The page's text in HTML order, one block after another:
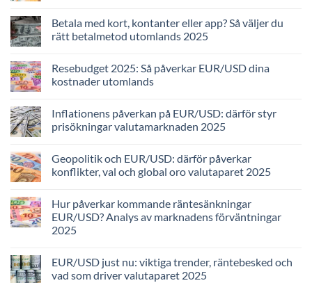
Betala med kort, kontanter eller app? Så väljer du
rätt betalmetod utomlands 2025
Resebudget 2025: Så påverkar EUR/USD dina
kostnader utomlands
Inflationens påverkan på EUR/USD: därför styr
prisökningar valutamarknaden 2025
Geopolitik och EUR/USD: därför påverkar
konflikter, val och global oro valutaparet 2025
Hur påverkar kommande räntesänkningar
EUR/USD? Analys av marknadens förväntningar
2025
EUR/USD just nu: viktiga trender, räntebesked och
vad som driver valutaparet 2025